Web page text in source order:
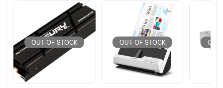
OUT OF STOCK OUT OF STOCK